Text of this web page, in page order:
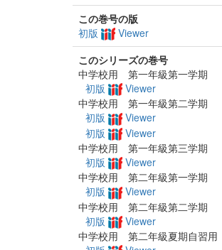
この巻号の版
初版
Viewer
このシリーズの巻号
中学校用 第一年級第一学期
初版
Viewer
中学校用 第一年級第二学期
初版
Viewer
初版
Viewer
中学校用 第一年級第三学期
初版
Viewer
中学校用 第二年級第一学期
初版
Viewer
中学校用 第二年級第二学期
初版
Viewer
中学校用 第二年級夏期自習用